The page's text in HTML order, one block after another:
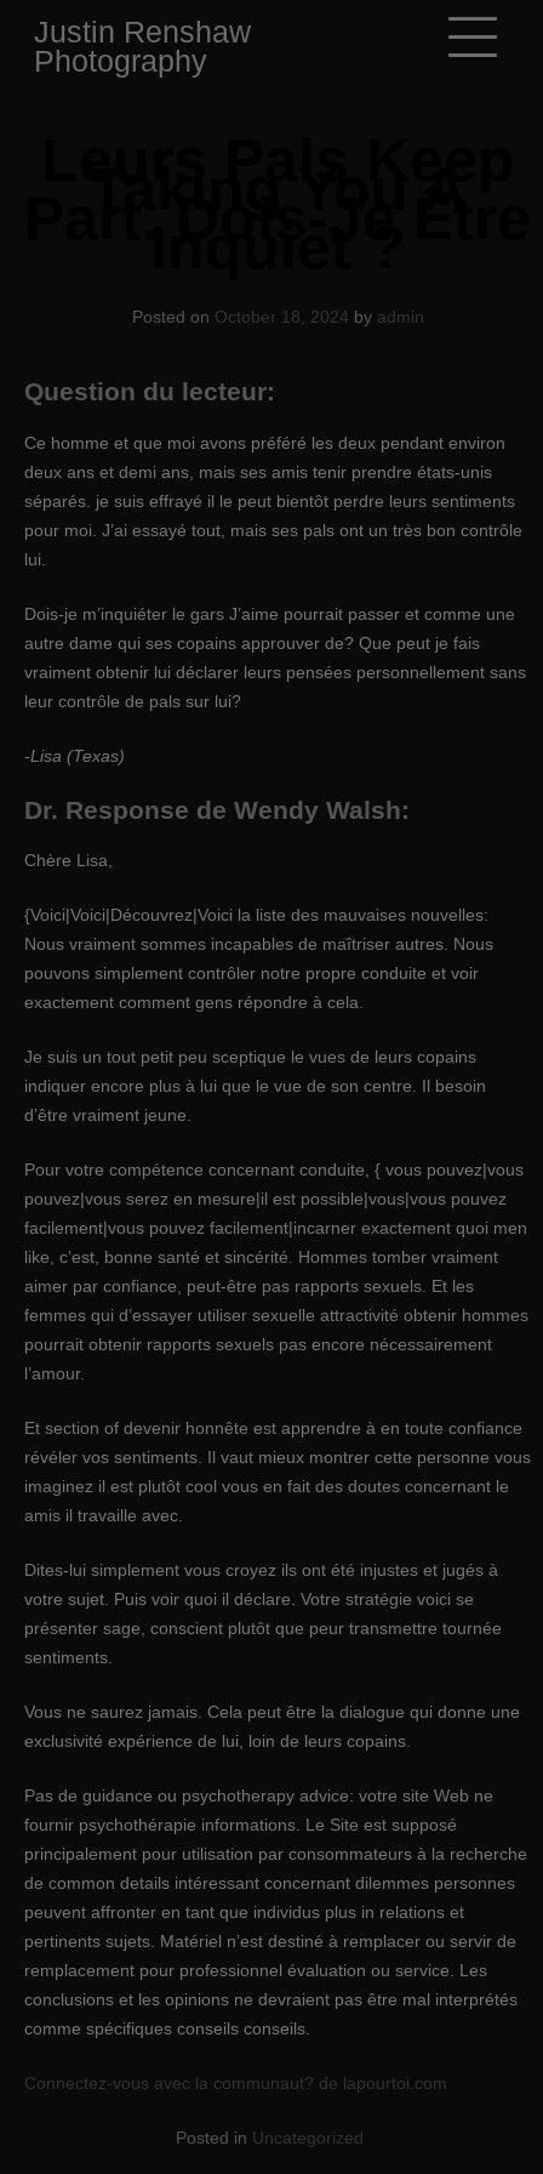
content
Justin Renshaw
Photography
Posted on October 18, 2024 by admin
Question du lecteur:
Ce homme et que moi avons préféré les deux pendant environ
deux ans et demi ans, mais ses amis tenir prendre états-unis
séparés. je suis effrayé il le peut bientôt perdre leurs sentiments
pour moi. J’ai essayé tout, mais ses pals ont un très bon contrôle
lui.
Dois-je m’inquiéter le gars J’aime pourrait passer et comme une
autre dame qui ses copains approuver de? Que peut je fais
vraiment obtenir lui déclarer leurs pensées personnellement sans
leur contrôle de pals sur lui?
-Lisa (Texas)
Dr. Response de Wendy Walsh:
Chère Lisa,
{Voici|Voici|Découvrez|Voici la liste des mauvaises nouvelles:
Nous vraiment sommes incapables de maîtriser autres. Nous
pouvons simplement contrôler notre propre conduite et voir
exactement comment gens répondre à cela.
Je suis un tout petit peu sceptique le vues de leurs copains
indiquer encore plus à lui que le vue de son centre. Il besoin
d’être vraiment jeune.
Pour votre compétence concernant conduite, { vous pouvez|vous
pouvez|vous serez en mesure|il est possible|vous|vous pouvez
facilement|vous pouvez facilement|incarner exactement quoi men
like, c’est, bonne santé et sincérité. Hommes tomber vraiment
aimer par confiance, peut-être pas rapports sexuels. Et les
femmes qui d’essayer utiliser sexuelle attractivité obtenir hommes
pourrait obtenir rapports sexuels pas encore nécessairement
l’amour.
Et section of devenir honnête est apprendre à en toute confiance
révéler vos sentiments. Il vaut mieux montrer cette personne vous
imaginez il est plutôt cool vous en fait des doutes concernant le
amis il travaille avec.
Dites-lui simplement vous croyez ils ont été injustes et jugés à
votre sujet. Puis voir quoi il déclare. Votre stratégie voici se
présenter sage, conscient plutôt que peur transmettre tournée
sentiments.
Vous ne saurez jamais. Cela peut être la dialogue qui donne une
exclusivité expérience de lui, loin de leurs copains.
Pas de guidance ou psychotherapy advice: votre site Web ne
fournir psychothérapie informations. Le Site est supposé
principalement pour utilisation par consommateurs à la recherche
de common details intéressant concernant dilemmes personnes
peuvent affronter en tant que individus plus in relations et
pertinents sujets. Matériel n’est destiné à remplacer ou servir de
remplacement pour professionnel évaluation ou service. Les
conclusions et les opinions ne devraient pas être mal interprétés
comme spécifiques conseils conseils.
Connectez-vous avec la communaut? de lapourtoi.com
Posted in Uncategorized